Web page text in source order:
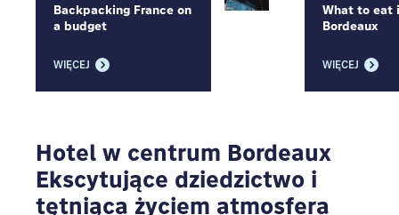
Backpacking France on
a budget
WIĘCEJ
What to eat
Bordeaux
WIĘCEJ
Hotel w centrum Bordeaux
Ekscytujące dziedzictwo i
tętniąca życiem atmosfera